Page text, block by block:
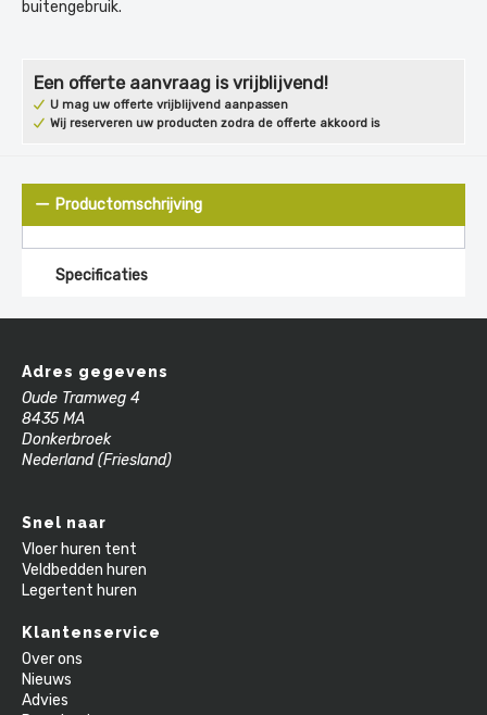
buitengebruik.
Een offerte aanvraag is vrijblijvend!
U mag uw offerte vrijblijvend aanpassen
Wij reserveren uw producten zodra de offerte akkoord is
Productomschrijving
Specificaties
Adres gegevens
Oude Tramweg 4
8435 MA
Donkerbroek
Nederland (Friesland)
Snel naar
Vloer huren tent
Veldbedden huren
Legertent huren
Klantenservice
Over ons
Nieuws
Advies